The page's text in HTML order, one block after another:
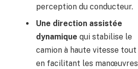
perception du conducteur.
Une direction assistée
dynamique qui stabilise le
camion à haute vitesse tout
en facilitant les manœuvres